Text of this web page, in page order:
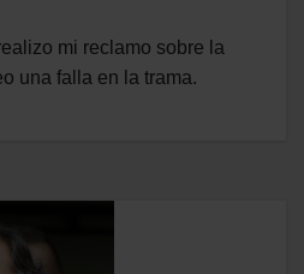
mi reclamo sobre la
una falla en la trama.